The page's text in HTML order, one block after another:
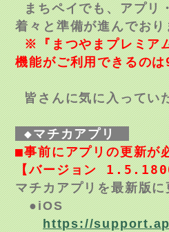
まちペイでも、アプリ
着々と準備が進んでおり
※『まつやまプレミア
機能がご利用できるの
皆さんに気に入ってい
◆マチカアプリ
■事前にアプリの更新が
【バージョン
マチカアプリを最新版
●iOS
https://